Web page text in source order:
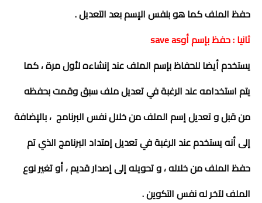
حفظ الملف كما هو بنفس الإسم بعد التعديل .
ثانيا : حفظ بإسم أوsave as
يستخدم أيضا للحفاظ بإسم الملف عند إنشاءه لأول مرة ، كما
يتم استخدامه عند الرغبة في تعديل ملف سبق وقمت بحفظه
من قبل و تعديل إسم الملف من خلال نفس البرنامج ، بالإضافة
إلى أنه يستخدم عند الرغبة في تعديل إمتداد البرنامج الذي تم
حفظ الملف من خلاله ، و تحويله إلى إصدار قديم ، أو تغير نوع
الملف لآخر له نفس التكوين .